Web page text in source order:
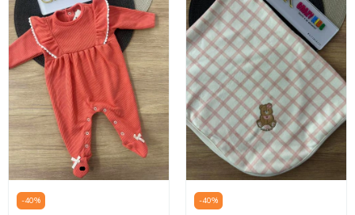
-40% -40%